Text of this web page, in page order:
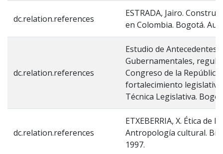
dc.relation.references
ESTRADA, Jairo.
en Colombia. Bogotá.
dc.relation.references
Estudio de
Gubernamentales,
Congreso de la
fortalecimiento
Técnica Legislativa.
dc.relation.references
ETXEBERRIA, X. Ética de
Antropología cultural.
1997.